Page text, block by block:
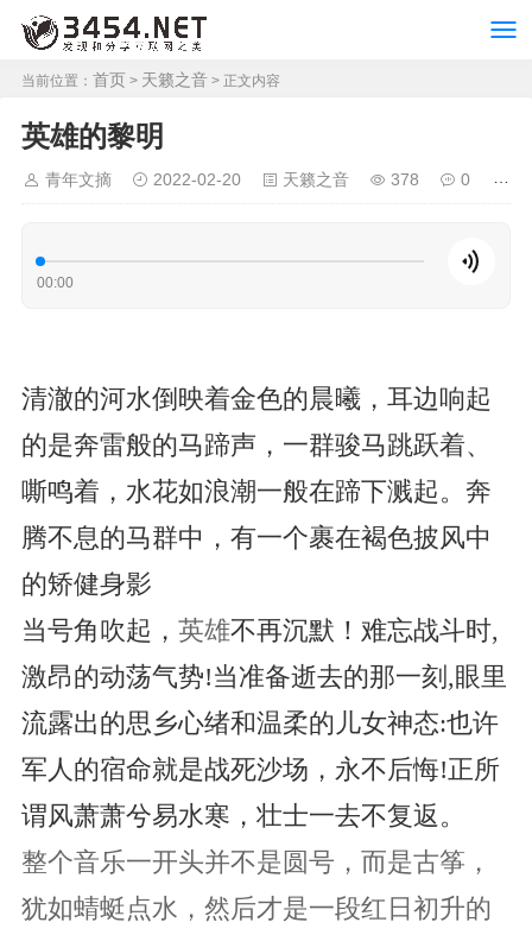
当前位置： 首页 > 天籁之音 > 正文内容
英雄的黎明
青年文摘 2022-02-20 天籁之音 378 0
00:00
清澈的河水倒映着金色的晨曦，耳边响起
的是奔雷般的马蹄声，一群骏马跳跃着、
嘶鸣着，水花如浪潮一般在蹄下溅起。奔
腾不息的马群中，有一个裹在褐色披风中
的矫健身影
当号角吹起， 英雄不再沉默！难忘战斗时,
激昂的动荡气势!当准备逝去的那一刻,眼里
流露出的思乡心绪和温柔的儿女神态:也许
军人的宿命就是战死沙场，永不后悔!正所
谓风萧萧兮易水寒 ，壮士一去不复返。
整个音乐一开头并不是圆号，而是古筝，
犹如蜻蜓点水，然后才是一段红日初升的